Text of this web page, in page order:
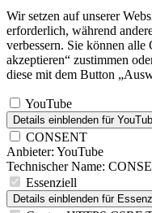
Wir setzen auf unserer
erforderlich, während
verbessern. Sie können
akzeptieren“ zustimmen
diese mit dem Button
YouTube
Details einblenden für
CONSENT
Anbieter: YouTube
Technischer Name:
Essenziell
Details einblenden für